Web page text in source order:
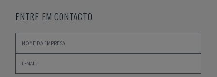
ENTRE EM CONTACTO